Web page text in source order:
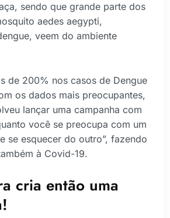
sendo que grande parte dos
aedes aegypti,
veem do ambiente
de 200% nos casos de Dengue
os dados mais preocupantes,
lançar uma campanha com
você se preocupa com um
se esquecer do outro”, fazendo
à Covid-19.
cria então uma